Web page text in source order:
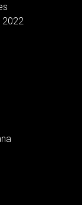
2022